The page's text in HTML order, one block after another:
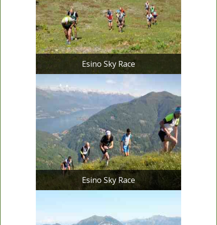
Esino Sky Race
Esino Sky Race